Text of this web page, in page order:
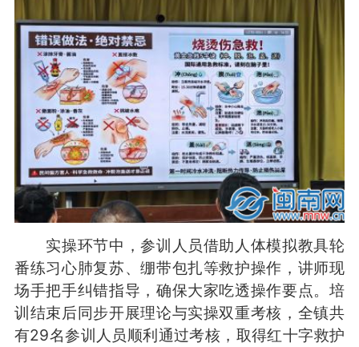
实操环节中，参训人员借助人体模拟教具轮
番练习心肺复苏、绷带包扎等救护操作，讲师现
场手把手纠错指导，确保大家吃透操作要点。培
训结束后同步开展理论与实操双重考核，全镇共
有29名参训人员顺利通过考核，取得红十字救护